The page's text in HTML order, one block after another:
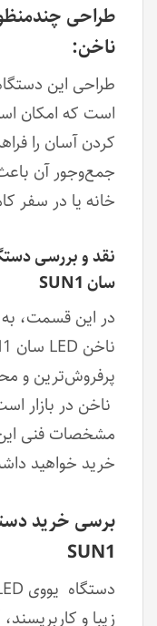
طراحی
ناخن:
طراحی این
است که امکان
کردن آسان را
جمع‌وجور آن
خانه یا در سفر
سان SUN1
در این قسمت،
پرفروش‌ترین و
ناخن در بازار
مشخصات فنی این
خرید خواهید
برسی خرید
SUN1
زیبا و